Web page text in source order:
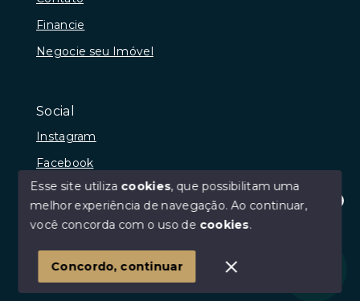
Olá! Estamos disponíveis para te ajudar.
Financie
Negocie seu Imóvel
Social
Instagram
Facebook
© Copyright 2026 - Josibel Bonifácio Araújo da Paz -
SITE PARA IMOBILIARIA
Esse site utiliza cookies, que possibilitam uma
melhor experiência de navegação.Ao continuar,
você concorda com o uso de cookies.
Concordo, continuar